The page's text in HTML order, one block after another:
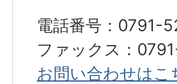
電話番号：0791-
ファックス：
お問い合わせはこ